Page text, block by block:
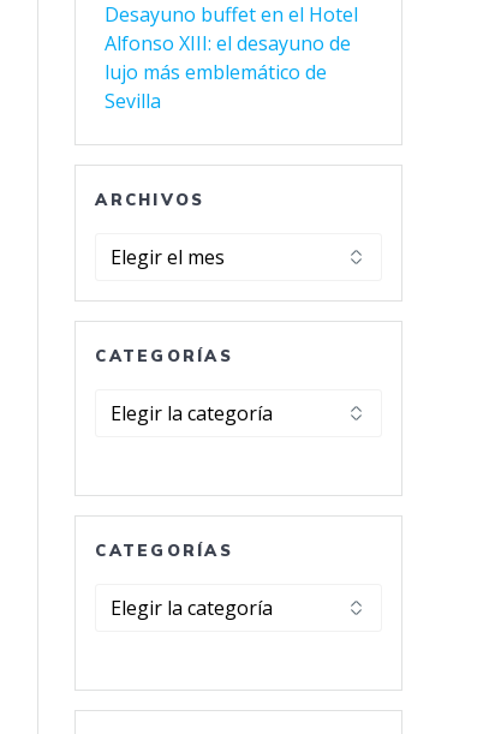
Desayuno buffet en el Hotel
Alfonso XIII: el desayuno de
lujo más emblemático de
Sevilla
ARCHIVOS
Archivos
CATEGORÍAS
Categorías
CATEGORÍAS
Categorías